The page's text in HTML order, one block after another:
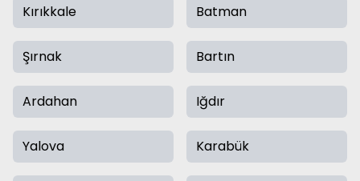
Kırıkkale Batman
Şırnak Bartın
Ardahan Iğdır
Yalova Karabük